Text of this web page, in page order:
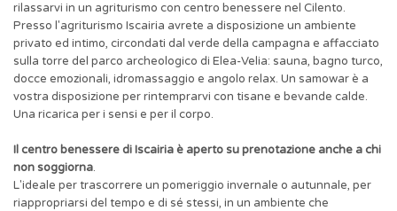
rilassarvi in un agriturismo con centro benessere nel Cilento.
Presso l'agriturismo Iscairia avrete a disposizione un ambiente
privato ed intimo, circondati dal verde della campagna e affacciato
sulla torre del parco archeologico di Elea-Velia: sauna, bagno turco,
docce emozionali, idromassaggio e angolo relax. Un samowar è a
vostra disposizione per rintemprarvi con tisane e bevande calde.
Una ricarica per i sensi e per il corpo.
Il centro benessere di Iscairia è aperto su prenotazione anche a chi
non soggiorna.
L'ideale per trascorrere un pomeriggio invernale o autunnale, per
riappropriarsi del tempo e di sé stessi, in un ambiente che